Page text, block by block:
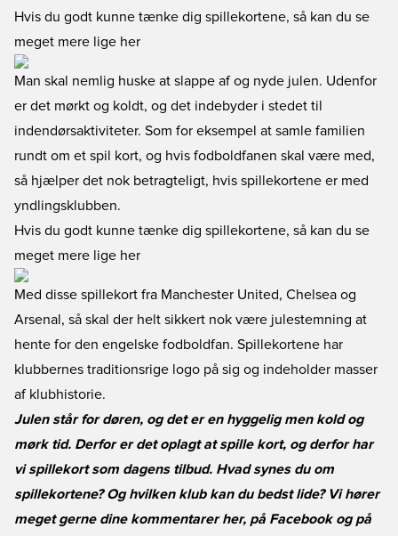
Hvis du godt kunne tænke dig spillekortene, så kan du se
meget mere lige her
Man skal nemlig huske at slappe af og nyde julen. Udenfor
er det mørkt og koldt, og det indebyder i stedet til
indendørsaktiviteter. Som for eksempel at samle familien
rundt om et spil kort, og hvis fodboldfanen skal være med,
så hjælper det nok betragteligt, hvis spillekortene er med
yndlingsklubben.
Hvis du godt kunne tænke dig spillekortene, så kan du se
meget mere lige her
Med disse spillekort fra Manchester United, Chelsea og
Arsenal, så skal der helt sikkert nok være julestemning at
hente for den engelske fodboldfan. Spillekortene har
klubbernes traditionsrige logo på sig og indeholder masser
af klubhistorie.
Julen står for døren, og det er en hyggelig men kold og
mørk tid. Derfor er det oplagt at spille kort, og derfor har
vi spillekort som dagens tilbud. Hvad synes du om
spillekortene? Og hvilken klub kan du bedst lide? Vi hører
meget gerne dine kommentarer her, på Facebookog på